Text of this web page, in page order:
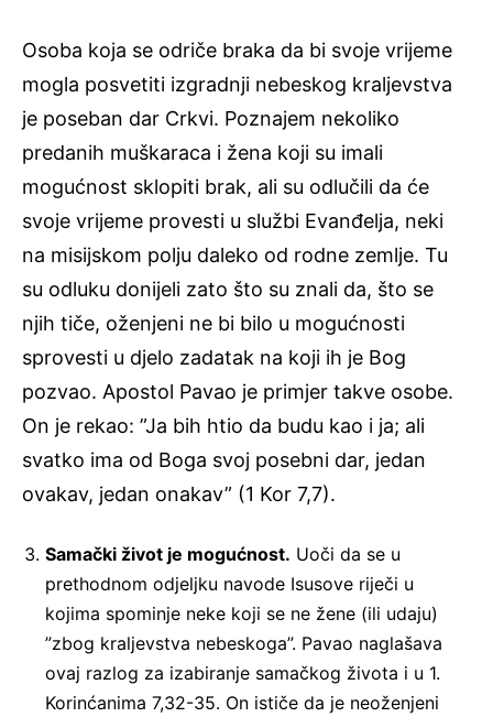
Osoba koja se odriče braka da bi svoje vrijeme
mogla posvetiti izgradnji nebeskog kraljevstva
je poseban dar Crkvi. Poznajem nekoliko
predanih muškaraca i žena koji su imali
mogućnost sklopiti brak, ali su odlučili da će
svoje vrijeme provesti u službi Evanđelja, neki
na misijskom polju daleko od rodne zemlje. Tu
su odluku donijeli zato što su znali da, što se
njih tiče, oženjeni ne bi bilo u mogućnosti
sprovesti u djelo zadatak na koji ih je Bog
pozvao. Apostol Pavao je primjer takve osobe.
On je rekao: ”Ja bih htio da budu kao i ja; ali
svatko ima od Boga svoj posebni dar, jedan
ovakav, jedan onakav” (1 Kor 7,7).
Samački život je mogućnost. Uoči da se u
prethodnom odjeljku navode Isusove riječi u
kojima spominje neke koji se ne žene (ili udaju)
”zbog kraljevstva nebeskoga”. Pavao naglašava
ovaj razlog za izabiranje samačkog života i u 1.
Korinćanima 7,32-35. On ističe da je neoženjeni